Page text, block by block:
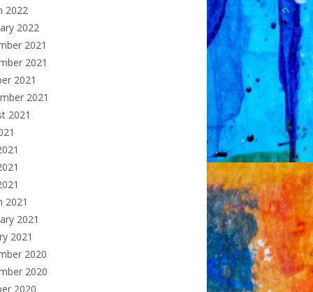
2022
2022
2021
2021
2021
2021
2021
2021
2021
2021
2020
2020
2020